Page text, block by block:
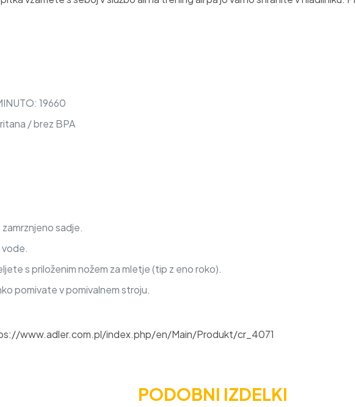
19660
/ brez BPA
sadje.
s priloženim nožem za mletje (tip z eno roko).
pomivate v pomivalnem stroju.
www.adler.com.pl/index.php/en/Main/Produkt/cr_4071
PODOBNI IZDELKI